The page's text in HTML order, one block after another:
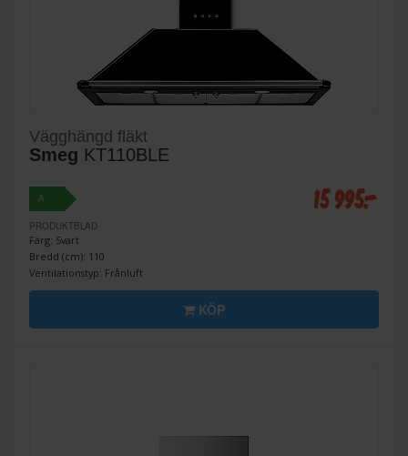
Vägghängd fläkt
Smeg KT110BLE
A
PRODUKTBLAD
Färg: Svart
Bredd (cm): 110
Ventilationstyp: Frånluft
15 995:-
KÖP